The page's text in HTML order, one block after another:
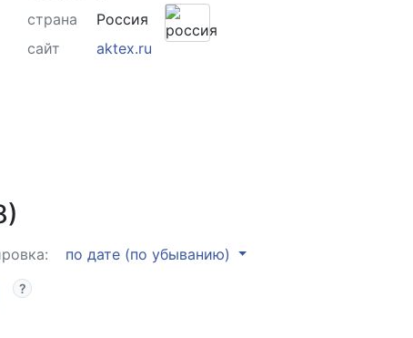
страна
Россия
сайт
aktex.ru
по дате (по убыванию)